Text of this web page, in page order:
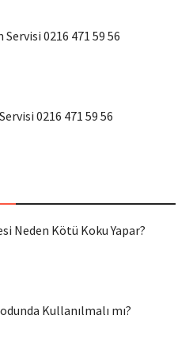
0216 471 59 56
0216 471 59 56
Neden Kötü Koku Yapar?
Kullanılmalı mı?